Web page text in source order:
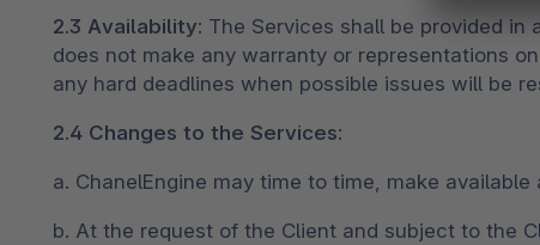
2.3 Availability: The Services shall be provided in
does not make any warranty or representations
any hard deadlines when possible issues will be
2.4 Changes to the Services:
a. ChanelEngine may time to time, make
b. At the request of the Client and subject to the